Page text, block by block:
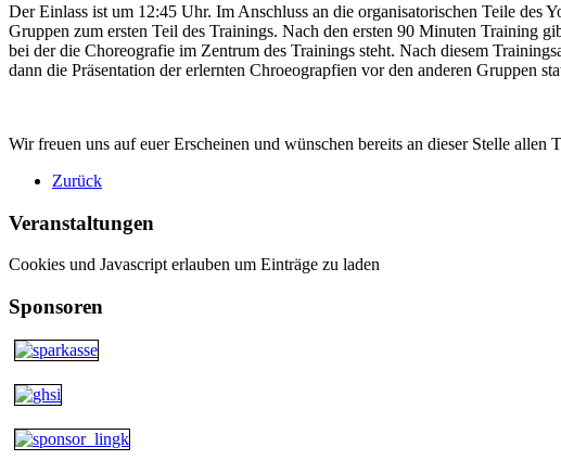
Der Einlass ist um 12:45 Uhr. Im Anschluss an die organisatorischen Teile des
Gruppen zum ersten Teil des Trainings. Nach den ersten 90 Minuten Training
bei der die Choreografie im Zentrum des Trainings steht. Nach diesem
dann die Präsentation der erlernten Chroeograpfien vor den anderen Gruppen
Wir freuen uns auf euer Erscheinen und wünschen bereits an dieser Stelle allen
Zurück
Veranstaltungen
Cookies und Javascript erlauben um Einträge zu laden
Sponsoren